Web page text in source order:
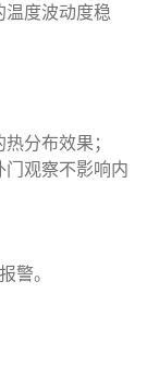
度波动度稳
分布效果；
观察不影响内
警。